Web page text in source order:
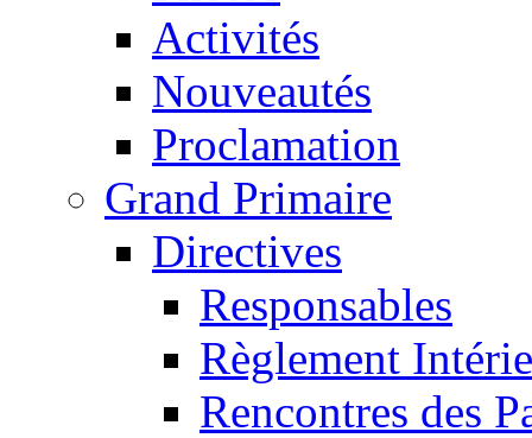
Activités
Nouveautés
Proclamation
Grand Primaire
Directives
Responsables
Règlement
Rencontres des